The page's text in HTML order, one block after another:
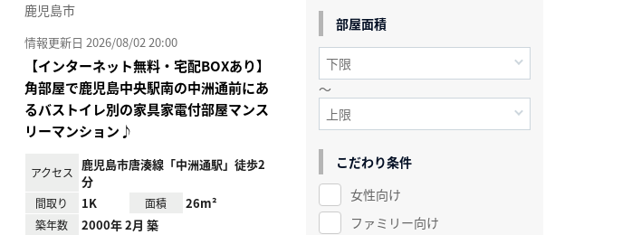
鹿児島市
情報更新日 2026/08/02 20:00
【インターネット無料・宅配BOXあり】
角部屋で鹿児島中央駅南の中洲通前にあ
るバストイレ別の家具家電付部屋マンス
リーマンション♪
アクセス
鹿児島市唐湊線「中洲通駅」徒歩2
分
間取り 1K 面積 26m²
築年数 2000年 2月 築
部屋面積
～
こだわり条件
女性向け
ファミリー向け